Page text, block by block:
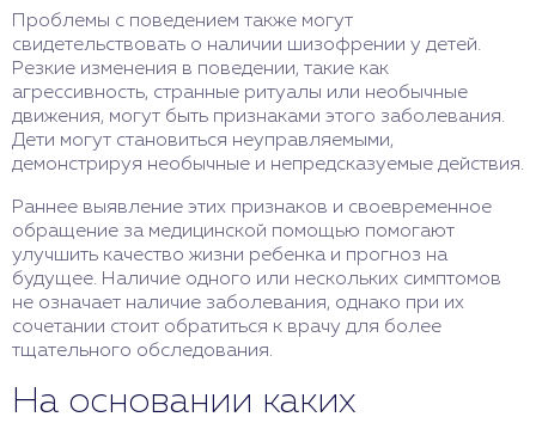
Проблемы с поведением также могут
свидетельствовать о наличии шизофрении у детей.
Резкие изменения в поведении, такие как
агрессивность, странные ритуалы или необычные
движения, могут быть признаками этого заболевания.
Дети могут становиться неуправляемыми,
демонстрируя необычные и непредсказуемые действия.
Раннее выявление этих признаков и своевременное
обращение за медицинской помощью помогают
улучшить качество жизни ребенка и прогноз на
будущее. Наличие одного или нескольких симптомов
не означает наличие заболевания, однако при их
сочетании стоит обратиться к врачу для более
тщательного обследования.
На основании каких